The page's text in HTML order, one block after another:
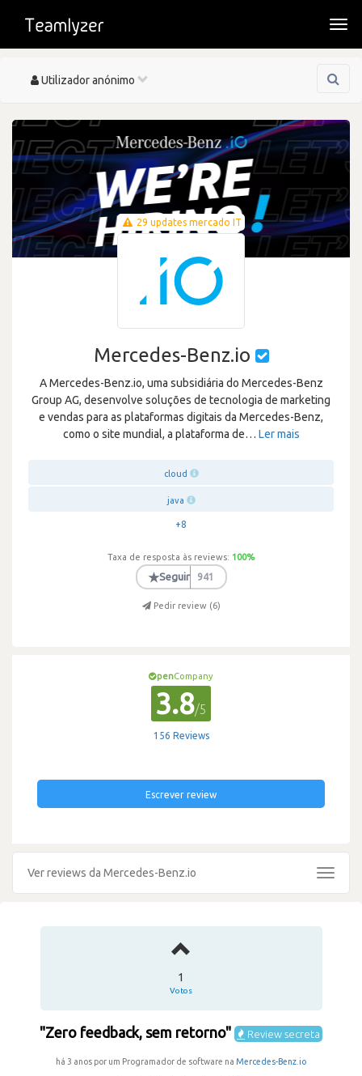
Toggle
Utilizador anónimo
29 updates mercado IT
Mercedes-Benz.io
A Mercedes-Benz.io, uma subsidiária do Mercedes-Benz
Group AG, desenvolve soluções de tecnologia de marketing
e vendas para as plataformas digitais da Mercedes-Benz,
como o site mundial, a plataforma de… Ler mais
cloud
java
+8
Taxa de resposta às reviews: 100%
★Seguir 941
Pedir review (6)
penCompany
3.8/5
156 Reviews
Escrever review
Ver reviews da Mercedes-Benz.io
Toggle
1
Votos
"Zero feedback, sem retorno" Review secreta
há 3 anos por um Programador de software na Mercedes-Benz.io